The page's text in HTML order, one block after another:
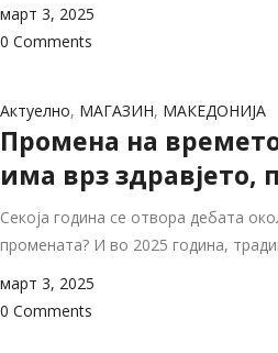
март 3, 2025
0 Comments
Актуелно, МАГАЗИН, МАКЕДОНИЈА
Промена на
има врз здравјето,
Секоја година се отвора дебата
промената? И во 2025 година,
март 3, 2025
0 Comments